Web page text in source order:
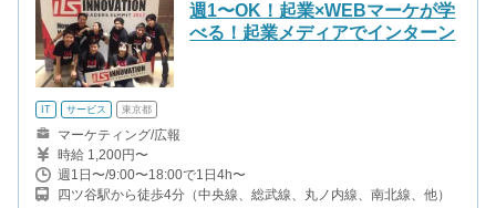
週1〜OK！起業×WEBマーケが学
べる！起業メディアでインターン
IT サービス 東京都
マーケティング/広報
時給 1,200円〜
週1日〜/9:00〜18:00で1日4h〜
四ツ谷駅から徒歩4分（中央線、総武線、丸ノ内線、南北線、他）